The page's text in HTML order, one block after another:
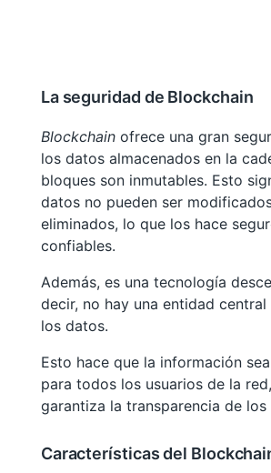
La seguridad de Blockchain
Blockchainofrece una gran
los datos almacenados en la
bloques son inmutables. Esto
datos no pueden ser
eliminados, lo que los hace
confiables.
Además, es una tecnología
decir, no hay una entidad
los datos.
Esto hace que la información
para todos los usuarios de la
garantiza la transparencia de los
Características del